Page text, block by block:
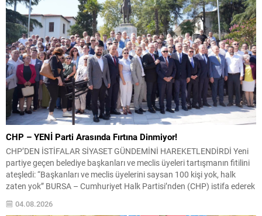
CHP – YENİ Parti Arasında Fırtına Dinmiyor!
CHP’DEN İSTİFALAR SİYASET GÜNDEMİNİ HAREKETLENDİRDİ Yeni
partiye geçen belediye başkanları ve meclis üyeleri tartışmanın fitilini
ateşledi: “Başkanları ve meclis üyelerini saysan 100 kişi yok, halk
zaten yok” BURSA – Cumhuriyet Halk Partisi’nden (CHP) istifa ederek
yeni kurulan siyasi oluşumlara katılan belediye başkanları ve belediye
meclis üyeleri üzerinden başlayan tartışmalar siyaset...
04.08.2026